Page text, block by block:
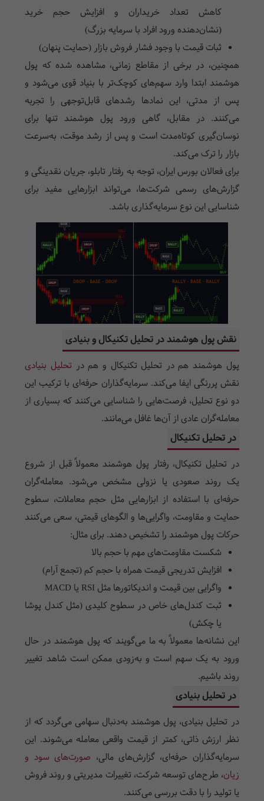
کاهش تعداد خریداران و افزایش حجم خرید
(نشان‌دهنده ورود افراد با سرمایه بزرگ)
ثبات قیمت با وجود فشار فروش بازار(حمایت پنهان)
همچنین، در برخی از مقاطع زمانی، مشاهده شده که پول
هوشمند ابتدا وارد سهم‌های کوچک‌تر با بنیاد قوی می‌شود و
پس از مدتی، این نمادها رشدهای قابل‌توجهی را تجربه
می‌کنند. در مقابل، گاهی ورود پول هوشمند تنها برای
نوسان‌گیری کوتاه‌مدت است و پس از رشد موقت، به‌سرعت
بازار را ترک می‌کند.
برای فعالان بورس ایران، توجه به رفتار تابلو، جریان نقدینگی و
گزارش‌های رسمی شرکت‌ها، می‌تواند ابزارهایی مفید برای
شناسایی این نوع سرمایه‌گذاری باشد.
نقش پول هوشمند در تحلیل تکنیکال و بنیادی
پول هوشمند هم در تحلیل تکنیکال و هم در تحلیل بنیادی
نقش پررنگی ایفا می‌کند. سرمایه‌گذاران حرفه‌ای با ترکیب این
دو نوع تحلیل، فرصت‌هایی را شناسایی می‌کنند که بسیاری از
معامله‌گران عادی از آن‌ها غافل می‌مانند.
در تحلیل تکنیکال
در تحلیل تکنیکال، رفتار پول هوشمند معمولاً قبل از شروع
یک روند صعودی یا نزولی مشخص می‌شود. معامله‌گران
حرفه‌ای با استفاده از ابزارهایی مثل حجم معاملات، سطوح
حمایت و مقاومت، واگرایی‌ها و الگوهای قیمتی، سعی می‌کنند
حرکات پول هوشمند را تشخیص دهند. برای مثال:
شکست مقاومت‌های مهم با حجم بالا
افزایش تدریجی قیمت همراه با حجم کم (تجمع آرام)
واگرایی بین قیمت و اندیکاتورها مثل RSI یا MACD
ثبت کندل‌های خاص در سطوح کلیدی (مثل کندل پوشا
یا چکش)
این نشانه‌ها معمولاً به ما می‌گویند که پول هوشمند در حال
ورود به یک سهم است و به‌زودی ممکن است شاهد تغییر
روند باشیم.
در تحلیل بنیادی
در تحلیل بنیادی، پول هوشمند به‌دنبال سهامی می‌گردد که از
نظر ارزش ذاتی، کمتر از قیمت واقعی معامله می‌شوند. این
سرمایه‌گذاران حرفه‌ای، گزارش‌های مالی، صورت‌های سود و
زیان، طرح‌های توسعه شرکت، تغییرات مدیریتی و روند فروش
یا تولید را با دقت بررسی می‌کنند.